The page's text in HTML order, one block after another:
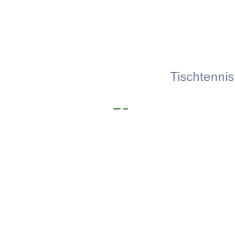
Tischtennis